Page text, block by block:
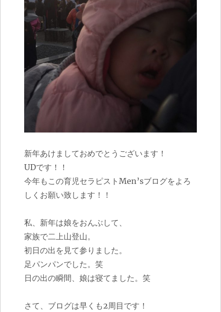
新年あけましておめでとうございます！
UDです！！
今年もこの育児セラピストMen’sブログをよろ
しくお願い致します！！
私、新年は娘をおんぶして、
家族で二上山登山。
初日の出を見て参りました。
足パンパンでした。笑
日の出の瞬間、娘は寝てました。笑
さて、ブログは早くも2周目です！